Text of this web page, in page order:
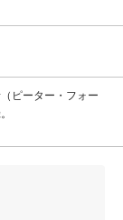
ピーター・フォー